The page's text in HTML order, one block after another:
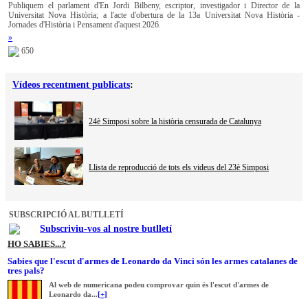
Publiquem el parlament d'En Jordi Bilbeny, escriptor, investigador i Director de la
Universitat Nova Història; a l'acte d'obertura de la 13a Universitat Nova Història -
Jornades d'Història i Pensament d'aquest 2026.
»
650
Vídeos recentment publicats:
24è Simposi sobre la història censurada de Catalunya
Llista de reproducció de tots els videus del 23è Simposi
SUBSCRIPCIÓ AL BUTLLETÍ
Subscriviu-vos al nostre butlletí
HO SABIES...?
Sabies que l'escut d'armes de Leonardo da Vinci són les armes catalanes de
tres pals?
Al web de numericana podeu comprovar quin és l'escut d'armes de
Leonardo da...[+]